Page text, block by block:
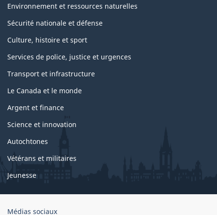
Environnement et ressources naturelles
Sécurité nationale et défense
Culture, histoire et sport
Services de police, justice et urgences
Transport et infrastructure
Le Canada et le monde
Argent et finance
Science et innovation
Autochtones
Vétérans et militaires
Jeunesse
Organisation
Médias sociaux